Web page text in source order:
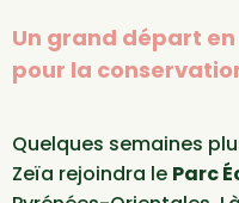
Un grand départ
pour la
Quelques semaines
Zeïa rejoindra le Parc